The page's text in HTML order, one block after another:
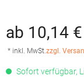
ab 10,14
* inkl. MwSt.zzgl.
Sofort verfügbar,